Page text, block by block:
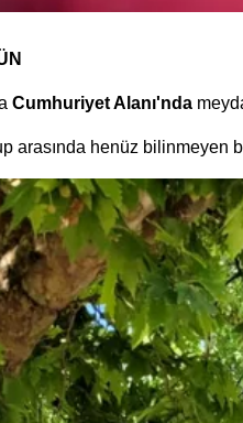
Cumhuriyet Alanı'nda
arasında henüz bilinmeyen